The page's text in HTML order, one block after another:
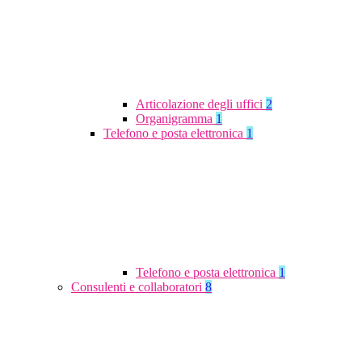
Articolazione degli uffici 2
Organigramma 1
Telefono e posta elettronica 1
Telefono e posta elettronica 1
Consulenti e collaboratori 8